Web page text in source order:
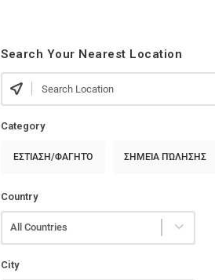
Search Your Nearest Location
Category
ΕΣΤΊΑΣΗ/ΦΑΓΗΤΌ ΣΗΜΕΊΑ ΠΏΛΗΣΗΣ
Country
All Countries
City